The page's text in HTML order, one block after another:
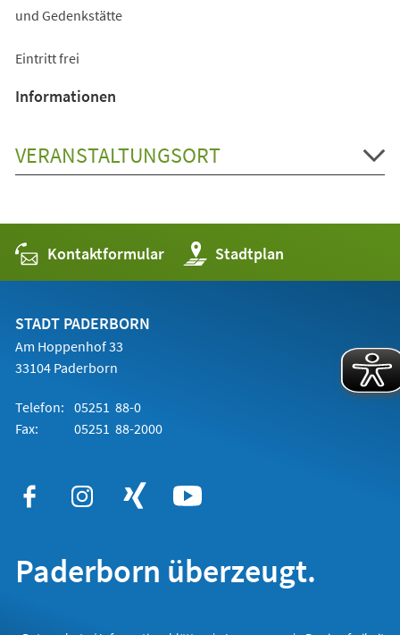
und Gedenkstätte
Eintritt frei
Informationen
VERANSTALTUNGSORT
Kontaktformular Stadtplan
(Öffnet
in
einem
STADT PADERBORN
Am Hoppenhof 33
33104 Paderborn
Telefon: 05251 88-0
Fax:
05251 88-2000
Paderborn überzeugt.